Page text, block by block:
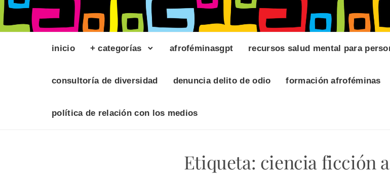
inicio + categorías afroféminasgpt recursos salud mental para
consultoría de diversidad denuncia delito de odio formación afroféminas
política de relación con los medios
Etiqueta: ciencia ficción